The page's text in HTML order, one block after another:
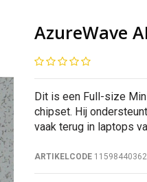
AzureWave
Dit is een Full-size
chipset. Hij
vaak terug in laptops
ARTIKELCODE